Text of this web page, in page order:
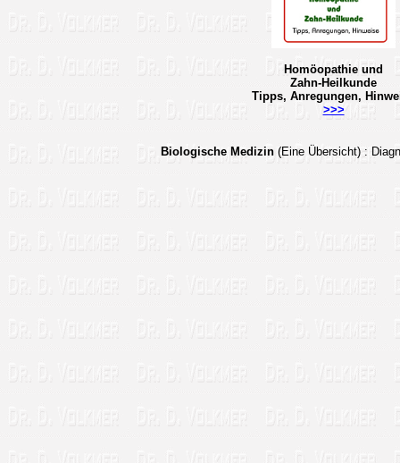
Homöopathie und
Zahn-Heilkunde
Tipps, Anregungen,
>>>
Biologische Medizin (Eine Übersicht) :